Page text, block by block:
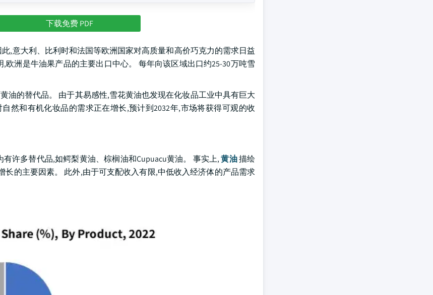
下载免费 PDF
,意大利、比利时和法国等欧洲国家对高质量和高价巧克力的需求日益
洲是牛油果产品的主要出口中心。 每年向该区域出口约25-30万吨雪
油的替代品。 由于其易感性,雪花黄油也发现在化妆品工业中具有巨大
然和有机化妆品的需求正在增长,预计到2032年,市场将获得可观的收
许多替代品,如鳄梨黄油、棕榈油和Cupuacu黄油。 事实上,黄油描绘
长的主要因素。 此外,由于可支配收入有限,中低收入经济体的产品需求